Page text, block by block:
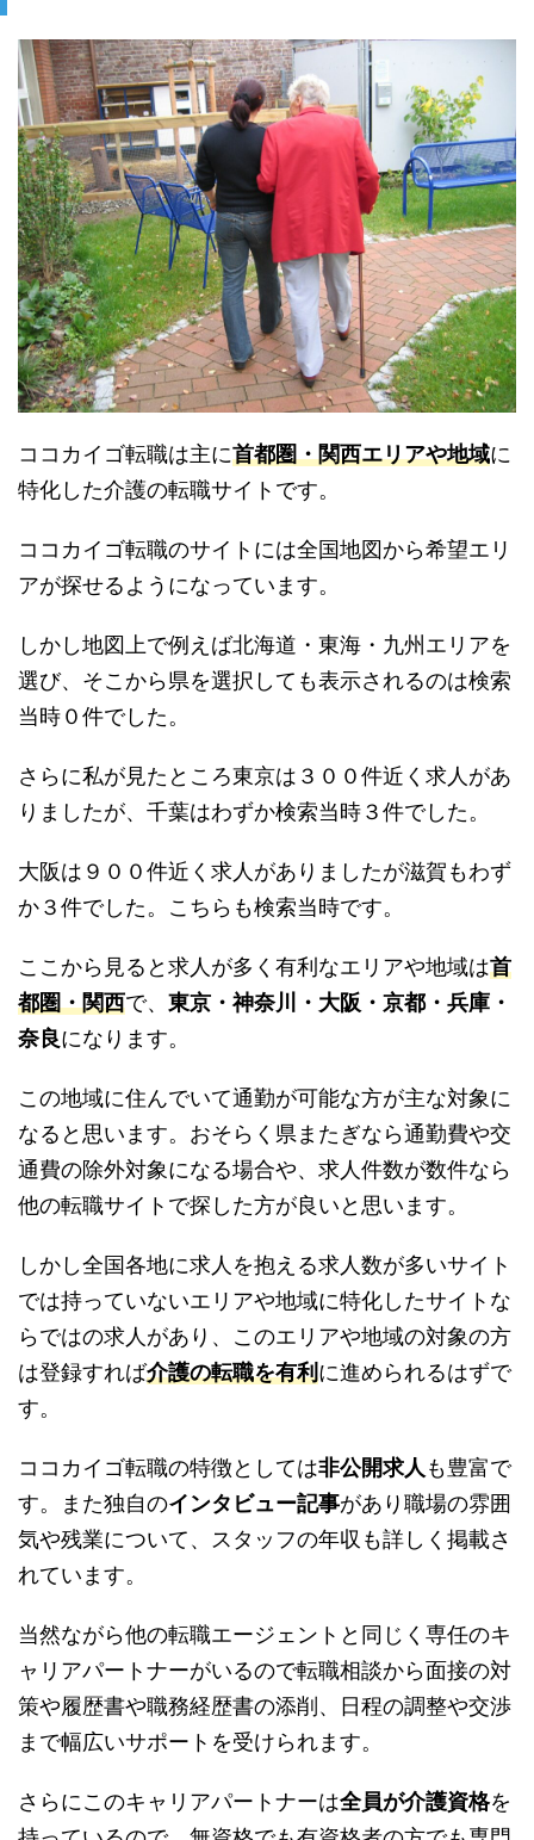
ココカイゴ転職は主に首都圏・関西エリアや地域に
特化した介護の転職サイトです。
ココカイゴ転職のサイトには全国地図から希望エリ
アが探せるようになっています。
しかし地図上で例えば北海道・東海・九州エリアを
選び、そこから県を選択しても表示されるのは検索
当時０件でした。
さらに私が見たところ東京は３００件近く求人があ
りましたが、千葉はわずか検索当時３件でした。
大阪は９００件近く求人がありましたが滋賀もわず
か３件でした。こちらも検索当時です。
ここから見ると求人が多く有利なエリアや地域は首
都圏・関西で、 東京・神奈川・大阪・京都・兵庫・
奈良になります。
この地域に住んでいて通勤が可能な方が主な対象に
なると思います。おそらく県またぎなら通勤費や交
通費の除外対象になる場合や、求人件数が数件なら
他の転職サイトで探した方が良いと思います。
しかし全国各地に求人を抱える求人数が多いサイト
では持っていないエリアや地域に特化したサイトな
らではの求人があり、このエリアや地域の対象の方
は登録すれば介護の転職を有利に進められるはずで
す。
ココカイゴ転職の特徴としては非公開求人も豊富で
す。また独自のインタビュー記事があり職場の雰囲
気や残業について、スタッフの年収も詳しく掲載さ
れています。
当然ながら他の転職エージェントと同じく専任のキ
ャリアパートナーがいるので転職相談から面接の対
策や履歴書や職務経歴書の添削、日程の調整や交渉
まで幅広いサポートを受けられます。
さらにこのキャリアパートナーは全員が介護資格を